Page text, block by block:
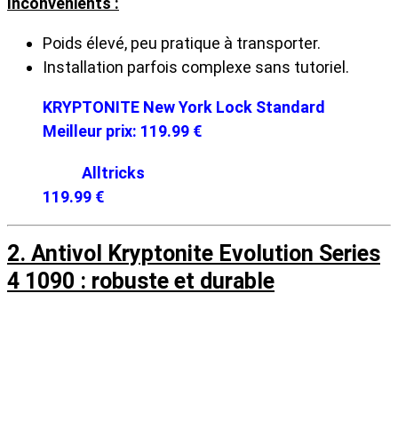
Poids élevé, peu pratique à transporter.
Installation parfois complexe sans tutoriel.
KRYPTONITE New York Lock Standard
Meilleur prix: 119.99 €
Alltricks
119.99 €
2. Antivol Kryptonite Evolution Series
4 1090 : robuste et durable